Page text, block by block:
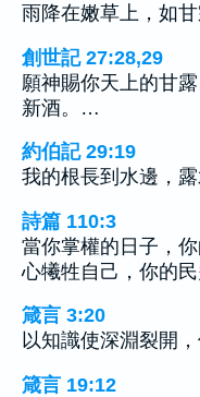
雨降在嫩草上，如甘
創世記 27:28,29
願神賜你天上的甘
新酒。…
約伯記 29:19
我的根長到水邊，
詩篇 110:3
當你掌權的日子，
心犧牲自己，你的民
箴言 3:20
以知識使深淵裂開，
箴言 19:12